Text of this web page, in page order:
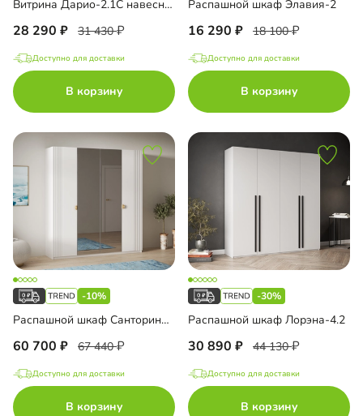
Витрина Дарио-2.1С навесная
28 290 31 430
Доступно для доставки
В корзину
Распашной шкаф Элавия-2
16 290 18 100
Доступно для доставки
В корзину
-10%
Распашной шкаф Санторини-4 Лайф с зеркалом
60 700 67 440
Доступно для доставки
В корзину
-30%
Распашной шкаф Лорэна-4.2
30 890 44 130
Доступно для доставки
В корзину